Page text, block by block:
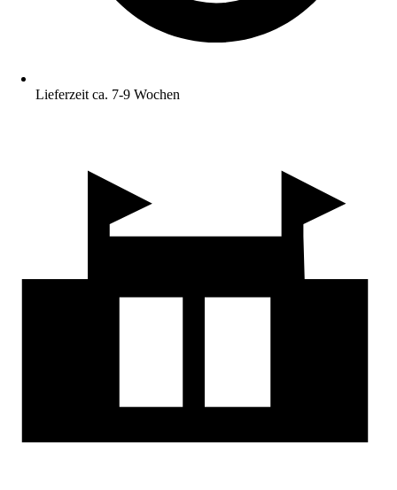
Lieferzeit ca. 7-9 Wochen